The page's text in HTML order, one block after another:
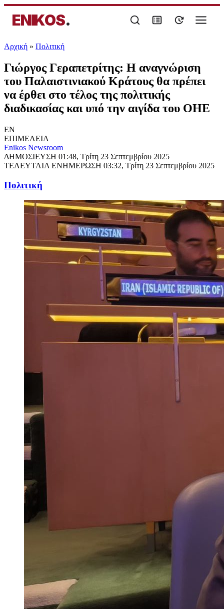
ENIKOS.
Αρχική » Πολιτική
Γιώργος Γεραπετρίτης: Η αναγνώριση
του Παλαιστινιακού Κράτους θα πρέπει
να έρθει στο τέλος της πολιτικής
διαδικασίας και υπό την αιγίδα του ΟΗΕ
EN
ΕΠΙΜΕΛΕΙΑ
Enikos Newsroom
ΔΗΜΟΣΙΕΥΣΗ 01:48, Τρίτη 23 Σεπτεμβρίου 2025
ΤΕΛΕΥΤΑΙΑ ΕΝΗΜΕΡΩΣΗ 03:32, Τρίτη 23 Σεπτεμβρίου 2025
Πολιτική